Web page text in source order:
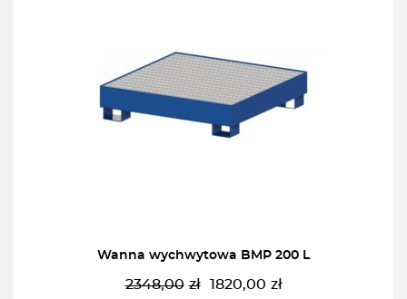
Wanna wychwytowa BMP 200 L
2348,00 zł
Pierwotna
1820,00 zł
Aktualna